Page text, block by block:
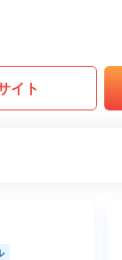
イト